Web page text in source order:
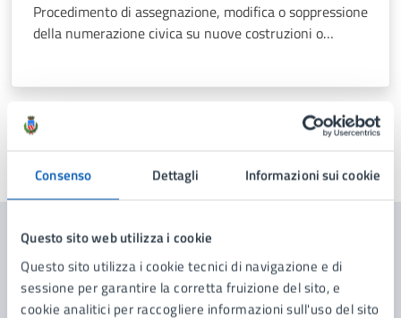
Consenso Dettagli Informazioni sui cookie
Questo sito web utilizza i cookie
Questo sito utilizza i cookie tecnici di navigazione e di
sessione per garantire la corretta fruizione del sito, e
cookie analitici per raccogliere informazioni sull'uso del sito
Procedimento di assegnazione, modifica o soppressione
della numerazione civica su nuove costruzioni o
Ultimo aggiornamento:18/11/2025, 10:31
Contenuti correlati